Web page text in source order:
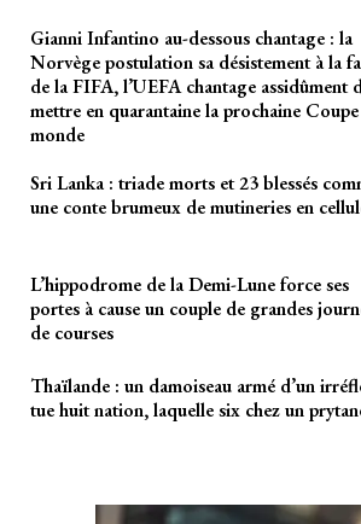
Gianni Infantino au-dessous chantage : la
Norvège postulation sa désistement à la
de la FIFA, l’UEFA chantage assidûment
mettre en quarantaine la prochaine
monde
Sri Lanka : triade morts et 23 blessés
une conte brumeux de mutineries en
L’hippodrome de la Demi-Lune force ses
portes à cause un couple de grandes
de courses
Thaïlande : un damoiseau armé d’un
tue huit nation, laquelle six chez un